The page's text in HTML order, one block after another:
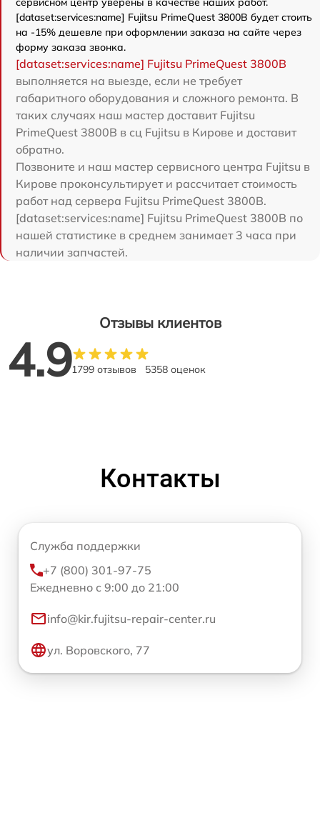
[dataset:services:name] Fujitsu PrimeQuest 3800B будет стоить
на -15% дешевле при оформлении заказа на сайте через
форму заказа звонка.
[dataset:services:name] Fujitsu PrimeQuest 3800B
выполняется на выезде, если не требует
габаритного оборудования и сложного ремонта. В
таких случаях наш мастер доставит Fujitsu
PrimeQuest 3800B в сц Fujitsu в Кирове и доставит
обратно.
Позвоните и наш мастер сервисного центра Fujitsu в
Кирове проконсультирует и рассчитает стоимость
работ над сервера Fujitsu PrimeQuest 3800B.
[dataset:services:name] Fujitsu PrimeQuest 3800B по
нашей статистике в среднем занимает 3 часа при
наличии запчастей.
Отзывы клиентов
4.91799 отзывов 5358 оценок
Контакты
Служба поддержки
+7 (800) 301-97-75
Ежедневно с 9:00 до 21:00
info@kir.fujitsu-repair-center.ru
ул. Воровского, 77